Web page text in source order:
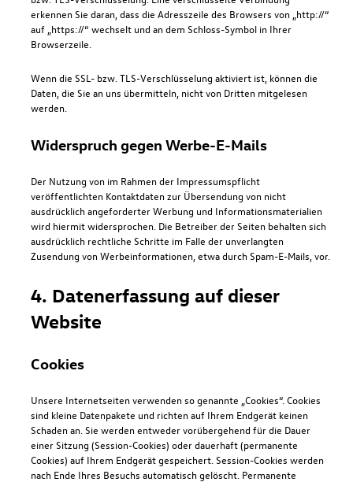
erkennen Sie daran, dass die Adresszeile des Browsers von „http://“
auf „https://“ wechselt und an dem Schloss-Symbol in Ihrer
Browserzeile.
Wenn die SSL- bzw. TLS-Verschlüsselung aktiviert ist, können die
Daten, die Sie an uns übermitteln, nicht von Dritten mitgelesen
werden.
Widerspruch gegen Werbe-E-Mails
Der Nutzung von im Rahmen der Impressumspflicht
veröffentlichten Kontaktdaten zur Übersendung von nicht
ausdrücklich angeforderter Werbung und Informationsmaterialien
wird hiermit widersprochen. Die Betreiber der Seiten behalten sich
ausdrücklich rechtliche Schritte im Falle der unverlangten
Zusendung von Werbeinformationen, etwa durch Spam-E-Mails, vor.
4. Datenerfassung auf dieser
Website
Cookies
Unsere Internetseiten verwenden so genannte „Cookies“. Cookies
sind kleine Datenpakete und richten auf Ihrem Endgerät keinen
Schaden an. Sie werden entweder vorübergehend für die Dauer
einer Sitzung (Session-Cookies) oder dauerhaft (permanente
Cookies) auf Ihrem Endgerät gespeichert. Session-Cookies werden
nach Ende Ihres Besuchs automatisch gelöscht. Permanente